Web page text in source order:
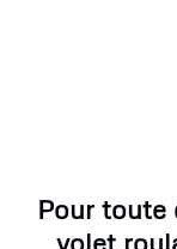
Pour toute
volet